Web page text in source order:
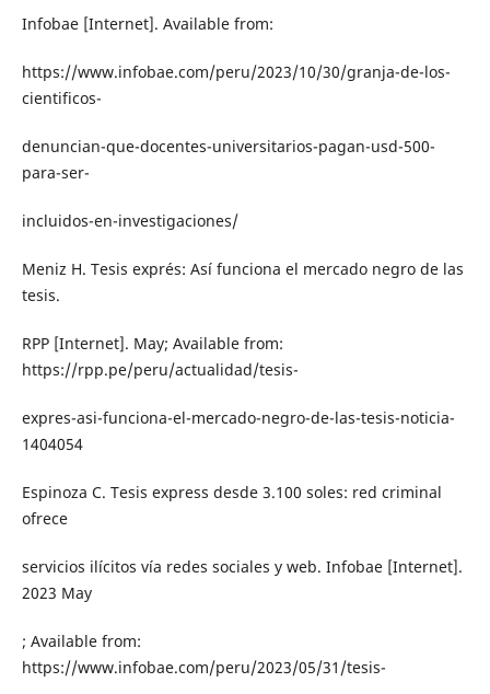
Infobae [Internet]. Available from:
https://www.infobae.com/peru/2023/10/30/granja-de-los-
cientificos-
denuncian-que-docentes-universitarios-pagan-usd-500-
para-ser-
incluidos-en-investigaciones/
Meniz H. Tesis exprés: Así funciona el mercado negro de las
tesis.
RPP [Internet]. May; Available from:
https://rpp.pe/peru/actualidad/tesis-
expres-asi-funciona-el-mercado-negro-de-las-tesis-noticia-
1404054
Espinoza C. Tesis express desde 3.100 soles: red criminal
ofrece
servicios ilícitos vía redes sociales y web. Infobae [Internet].
2023 May
; Available from:
https://www.infobae.com/peru/2023/05/31/tesis-